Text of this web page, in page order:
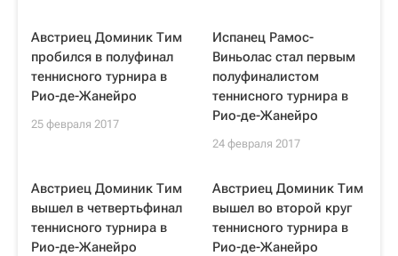
Австриец Доминик Тим
пробился в полуфинал
теннисного турнира в
Рио-де-Жанейро
25 февраля 2017
Испанец Рамос-
Виньолас стал первым
полуфиналистом
теннисного турнира в
Рио-де-Жанейро
24 февраля 2017
Австриец Доминик Тим
вышел в четвертьфинал
теннисного турнира в
Рио-де-Жанейро
Австриец Доминик Тим
вышел во второй круг
теннисного турнира в
Рио-де-Жанейро